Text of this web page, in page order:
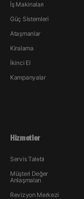
İş Makinaları
Güç Sistemleri
Ataşmanlar
Kiralama
İkinci El
Kampanyalar
Hizmetler
Servis Talebi
Müşteri Değer
Anlaşmaları
Revizyon Merkezi